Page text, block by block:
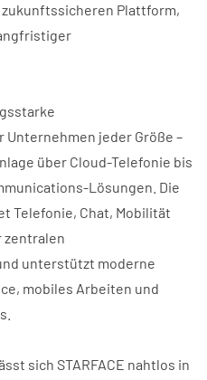
Plattform,
jeder Größe –
über Cloud-Telefonie bis
Lösungen. Die
Telefonie, Chat, Mobilität
zentralen
unterstützt moderne
mobiles Arbeiten und
sich STARFACE nahtlos in